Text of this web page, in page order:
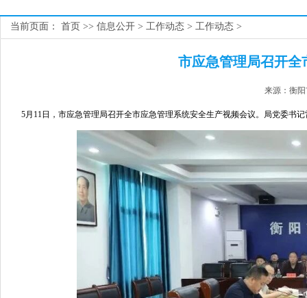
当前页面： 首页 >> 信息公开 > 工作动态 > 工作动态 >
市应急管理局召开全
来源：衡
5月11日，市应急管理局召开全市应急管理系统安全生产视频会议。局党委书